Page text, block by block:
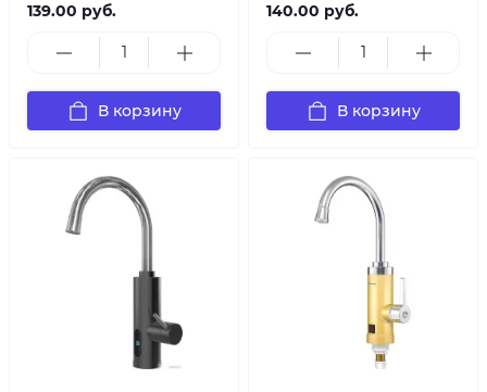
139.00 руб.
В корзину
140.00 руб.
В корзину